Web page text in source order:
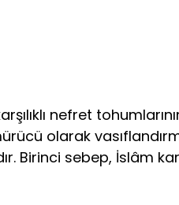
nefret
olarak
Birinci sebep, İslâm